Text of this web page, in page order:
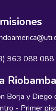
963 088 088
Riobamba
Borja y Diego
- Primer